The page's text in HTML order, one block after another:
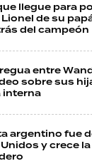
llegue para
de su
del campeón
entre
sobre sus
interna
argentino fue
y crece